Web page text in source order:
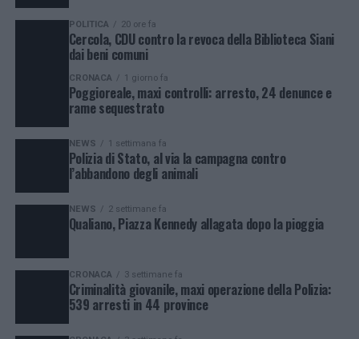
POLITICA 20 ore fa
Cercola, CDU contro la revoca della Biblioteca Siani
dai beni comuni
CRONACA 1 giorno fa
Poggioreale, maxi controlli: arresto, 24 denunce e
rame sequestrato
NEWS 1 settimana fa
Polizia di Stato, al via la campagna contro
l’abbandono degli animali
NEWS 2 settimane fa
Qualiano, Piazza Kennedy allagata dopo la pioggia
CRONACA 3 settimane fa
Criminalità giovanile, maxi operazione della Polizia:
539 arresti in 44 province